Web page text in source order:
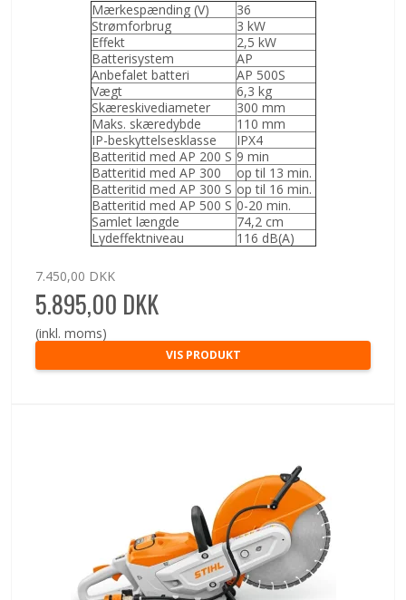
Mærkespænding (V)
36
Strømforbrug
3 kW
Effekt
2,5 kW
Batterisystem
AP
Anbefalet batteri
AP 500S
Vægt
6,3 kg
Skæreskivediameter
300 mm
Maks. skæredybde
110 mm
IP-beskyttelsesklasse
IPX4
Batteritid med AP 200 S 9 min
Batteritid med AP 300
op til 13 min.
Batteritid med AP 300 S op til 16 min.
Batteritid med AP 500 S 0-20 min.
Samlet længde
74,2 cm
Lydeffektniveau
116 dB(A)
7.450,00 DKK
5.895,00 DKK
(inkl. moms)
VIS PRODUKT